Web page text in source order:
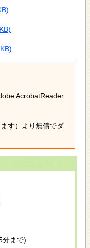
AcrobatReader
す）より無償でダ
分まで)